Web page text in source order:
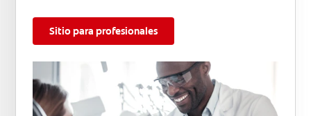
Sitio para profesionales